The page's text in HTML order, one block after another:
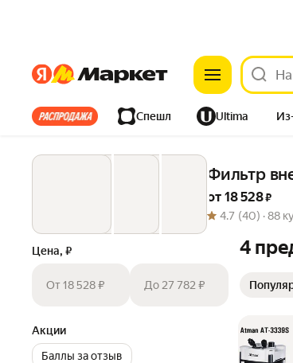
ЯндексЯндекс
Все хиты Спешл Ultima
Дом Ремонт Детям Красота
Фильтр
от 18 528 ₽
4.7 (40) ·88
Цена, ₽
От 18 528 ₽ До 27 782 ₽
Акции
Баллы за отзыв
4